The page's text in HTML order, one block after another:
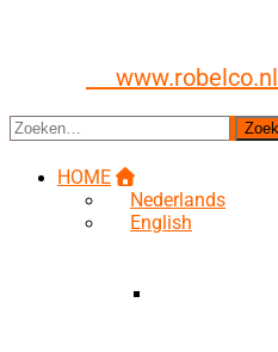
www.robelco.nl
Zoeken
naar:
HOME
Nederlands
English